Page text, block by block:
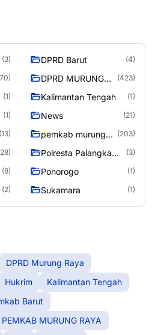
(3) DPRD Barut (4)
DPRD MURUNG
(423)
(1) Kalimantan Tengah (1)
(1) News (21)
(13)
pemkab murung
(203)
Polresta Palangka
(3)
(8) Ponorogo (1)
(2) Sukamara (1)
DPRD Murung Raya
Hukrim
Kalimantan Tengah
Barut
PEMKAB MURUNG RAYA